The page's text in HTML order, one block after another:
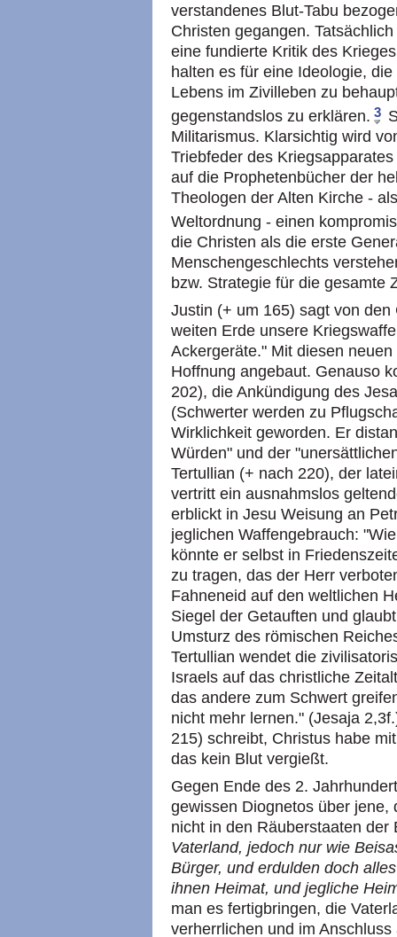
verstandenes Blut-Tabu
Christen gegangen.
eine fundierte Kritik des
halten es für eine Ideologie,
Lebens im Zivilleben zu
gegenstandslos zu erklären. 3
Militarismus. Klarsichtig wird
Triebfeder des
auf die Prophetenbücher der
Theologen der Alten Kirche -
Weltordnung - einen
die Christen als die erste
Menschengeschlechts
bzw. Strategie für die gesamte
Justin (+ um 165) sagt von
weiten Erde unsere
Ackergeräte." Mit diesen
Hoffnung angebaut. Genauso
202), die Ankündigung des
(Schwerter werden zu
Wirklichkeit geworden. Er
Würden" und der
Tertullian (+ nach 220), der
vertritt ein ausnahmslos
erblickt in Jesu Weisung an
jeglichen Waffengebrauch:
könnte er selbst in
zu tragen, das der Herr
Fahneneid auf den weltlichen
Siegel der Getauften und
Umsturz des römischen
Tertullian wendet die
Israels auf das christliche
das andere zum Schwert
nicht mehr lernen." (Jesaja
215) schreibt, Christus habe
das kein Blut vergießt.
Gegen Ende des 2.
gewissen Diognetos über
nicht in den Räuberstaaten der
Vaterland, jedoch nur wie
Bürger, und erdulden doch
ihnen Heimat, und jegliche
man es fertigbringen, die
verherrlichen und im